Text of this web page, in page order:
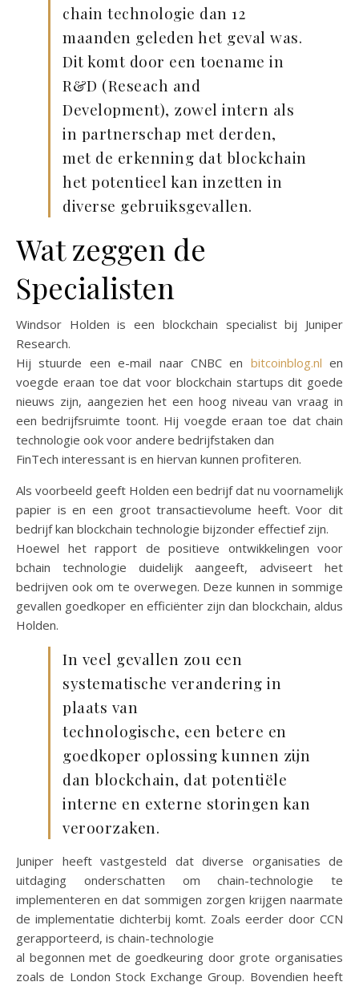
chain technologie dan 12
maanden geleden het geval was.
Dit komt door een toename in
R&D (Reseach and
Development), zowel intern als
in partnerschap met derden,
met de erkenning dat blockchain
het potentieel kan inzetten in
diverse gebruiksgevallen.
Wat zeggen de
Specialisten
Windsor Holden is een blockchain specialist bij Juniper
Research.
Hij stuurde een e-mail naar CNBC en bitcoinblog.nl en
voegde eraan toe dat voor blockchain startups dit goede
nieuws zijn, aangezien het een hoog niveau van vraag in
een bedrijfsruimte toont. Hij voegde eraan toe dat chain
technologie ook voor andere bedrijfstaken dan
FinTech interessant is en hiervan kunnen profiteren.
Als voorbeeld geeft Holden een bedrijf dat nu voornamelijk
papier is en een groot transactievolume heeft. Voor dit
bedrijf kan blockchain technologie bijzonder effectief zijn.
Hoewel het rapport de positieve ontwikkelingen voor
bchain technologie duidelijk aangeeft, adviseert het
bedrijven ook om te overwegen. Deze kunnen in sommige
gevallen goedkoper en efficiënter zijn dan blockchain, aldus
Holden.
In veel gevallen zou een
systematische verandering in
plaats van
technologische, een betere en
goedkoper oplossing kunnen zijn
dan blockchain, dat potentiële
interne en externe storingen kan
veroorzaken.
Juniper heeft vastgesteld dat diverse organisaties de
uitdaging onderschatten om chain-technologie te
implementeren en dat sommigen zorgen krijgen naarmate
de implementatie dichterbij komt. Zoals eerder door CCN
gerapporteerd, is chain-technologie
al begonnen met de goedkeuring door grote organisaties
zoals de London Stock Exchange Group. Bovendien heeft